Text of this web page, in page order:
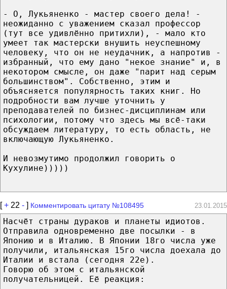
- О, Лукьяненко - мастер своего дела! -
неожиданно с уважением сказал профессор
(тут все удивлённо притихли), - мало кто
умеет так мастерски внушить неуспешному
человеку, что он не неудачник, а напротив -
избранный, что ему дано "некое знание" и, в
некотором смысле, он даже "парит над серым
большинством". Собственно, этим и
объясняется популярность таких книг. Но
подробности вам лучше уточнить у
преподавателей по бизнес-дисциплинам или
психологии, потому что здесь мы всё-таки
обсуждаем литературу, то есть область, не
включающую Лукьяненко.
И невозмутимо продолжил говорить о
Кухулине)))))
[+ 22 - ] Комментировать цитату №108495 23.01.2015
Насчёт страны дураков и планеты идиотов.
Отправила одновременно две посылки - в
Японию и в Италию. В Японии 18го числа уже
получили, итальянская 15го числа доехала до
Италии и встала (сегодня 22е).
Говорю об этом с итальянской
получательницей. Её реакция: